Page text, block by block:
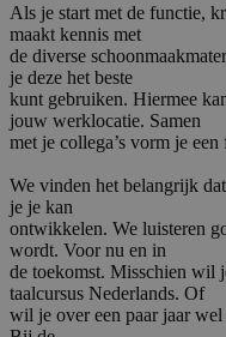
Als je start met de functie,
maakt kennis met
de diverse
je deze het beste
kunt gebruiken. Hiermee
jouw werklocatie. Samen
met je collega’s vorm je
We vinden het belangrijk
je je kan
ontwikkelen. We luisteren
wordt. Voor nu en in
de toekomst. Misschien wil
taalcursus Nederlands. Of
wil je over een paar jaar